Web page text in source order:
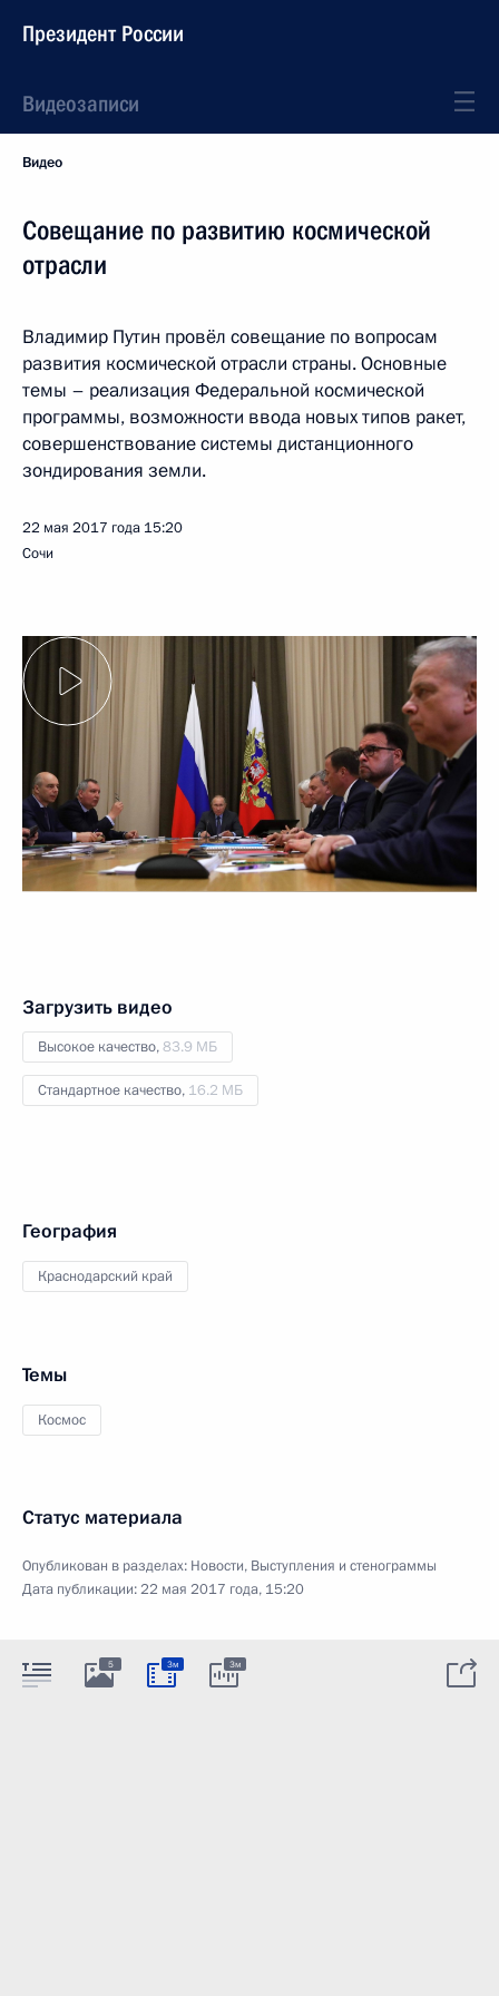
Президент России
Видеозаписи
Видео
Совещание по развитию космической
отрасли
Владимир Путин провёл совещание по вопросам
развития космической отрасли страны. Основные
темы – реализация Федеральной космической
программы, возможности ввода новых типов ракет,
совершенствование системы дистанционного
зондирования земли.
22 мая 2017 года 15:20
Сочи
Загрузить видео
Высокое качество,83.9 МБ
Стандартное качество, 16.2 МБ
География
Краснодарский край
Темы
Космос
Статус материала
Опубликован в разделах: Новости, Выступления и стенограммы
Дата публикации:22 мая 2017 года, 15:20
5 3м 3м